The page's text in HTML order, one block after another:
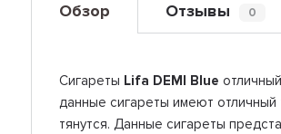
Обзор Отзывы 0
Сигареты Lifa DEMI Blue
данные сигареты имеют отличный
тянутся. Данные сигареты